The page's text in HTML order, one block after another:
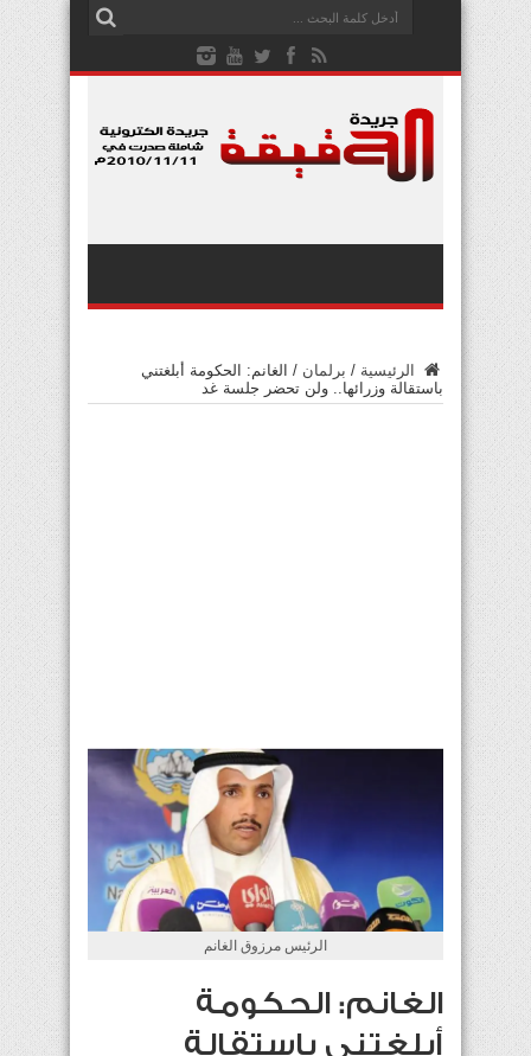
الرئيسية / برلمان / الغانم: الحكومة أبلغتني
باستقالة وزرائها.. ولن تحضر جلسة غد
الرئيس مرزوق الغانم
الغانم: الحكومة
أبلغتني باستقالة